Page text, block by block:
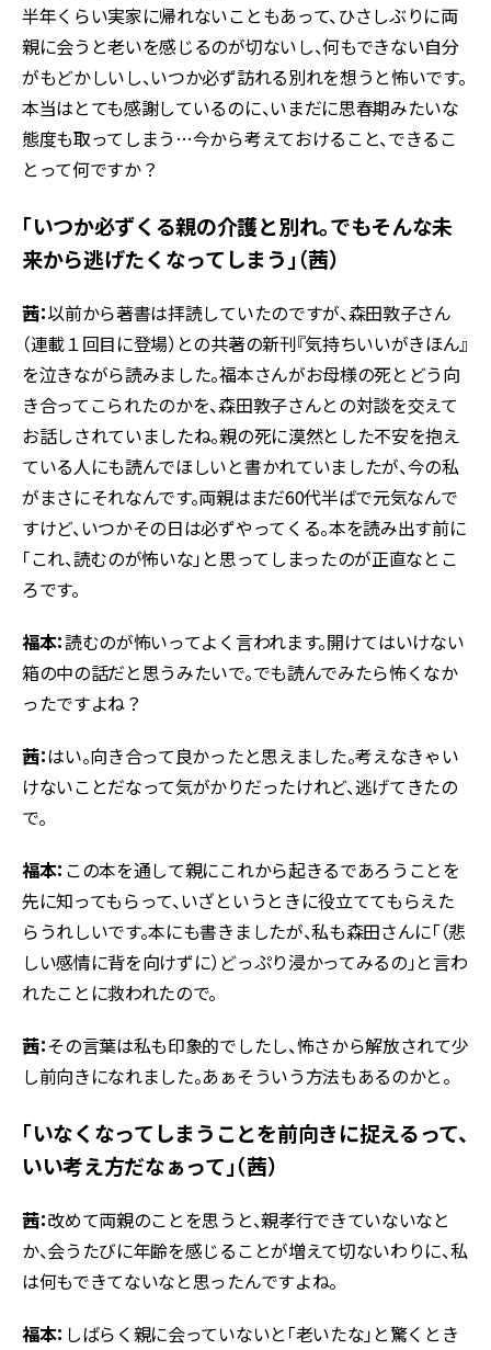
半年くらい実家に帰れないこともあって、ひさしぶりに両
親に会うと老いを感じるのが切ないし、何もできない自分
がもどかしいし、いつか必ず訪れる別れを想うと怖いです。
本当はとても感謝しているのに、いまだに思春期みたいな
態度も取ってしまう…今から考えておけること、できるこ
とって何ですか？
「いつか必ずくる親の介護と別れ。でもそんな未
来から逃げたくなってしまう」（茜）
茜：以前から著書は拝読していたのですが、森田敦子さん
（連載１回目に登場）との共著の新刊『気持ちいいがきほん』
を泣きながら読みました。福本さんがお母様の死とどう向
き合ってこられたのかを、森田敦子さんとの対談を交えて
お話しされていましたね。親の死に漠然とした不安を抱え
ている人にも読んでほしいと書かれていましたが、今の私
がまさにそれなんです。両親はまだ60代半ばで元気なんで
すけど、いつかその日は必ずやってくる。本を読み出す前に
「これ、読むのが怖いな」と思ってしまったのが正直なとこ
ろです。
福本：読むのが怖いってよく言われます。開けてはいけない
箱の中の話だと思うみたいで。でも読んでみたら怖くなか
ったですよね？
茜：はい。向き合って良かったと思えました。考えなきゃい
けないことだなって気がかりだったけれど、逃げてきたの
で。
福本： この本を通して親にこれから起きるであろうことを
先に知ってもらって、いざというときに役立ててもらえた
らうれしいです。本にも書きましたが、私も森田さんに「（悲
しい感情に背を向けずに）どっぷり浸かってみるの」と言わ
れたことに救われたので。
茜：その言葉は私も印象的でしたし、怖さから解放されて少
し前向きになれました。あぁそういう方法もあるのかと。
「いなくなってしまうことを前向きに捉えるって、
いい考え方だなぁって」（茜）
茜：改めて両親のことを思うと、親孝行できていないなと
か、会うたびに年齢を感じることが増えて切ないわりに、私
は何もできてないなと思ったんですよね。
福本： しばらく親に会っていないと「老いたな」と驚くとき